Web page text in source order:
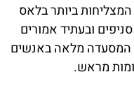
ביותר בלאס
ובעתיד אמורים
המסעדה מלאה באנשים
מראש.